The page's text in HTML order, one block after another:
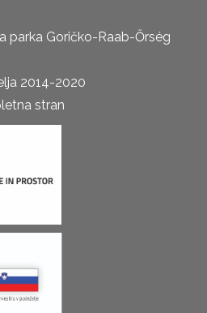
parka Goričko-Raab-Őrség
2014-2020
stran